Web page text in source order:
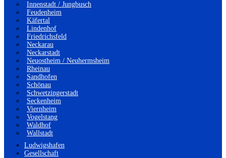
Innenstadt / Jungbusch
Feudenheim
Käfertal
Lindenhof
Friedrichsfeld
Neckarau
Neckarstadt
Neuostheim / Neuhermsheim
Rheinau
Sandhofen
Schönau
Schwetzingerstadt
Seckenheim
Viernheim
Vogelstang
Waldhof
Wallstadt
Ludwigshafen
Gesellschaft